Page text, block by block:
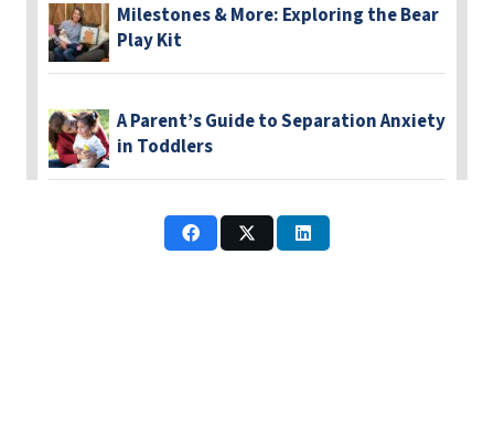
Milestones & More: Exploring the Bear
Play Kit
A Parent’s Guide to Separation Anxiety
in Toddlers